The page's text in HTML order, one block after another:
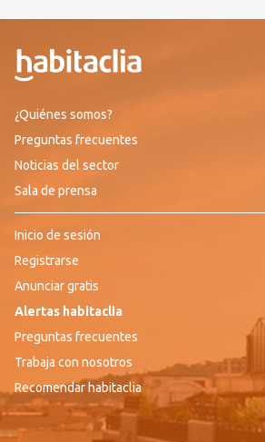
¿Quiénes somos?
Preguntas frecuentes
Noticias del sector
Sala de prensa
Inicio de sesión
Registrarse
Anunciar gratis
Alertas habitaclia
Preguntas frecuentes
Trabaja con nosotros
Recomendar habitaclia